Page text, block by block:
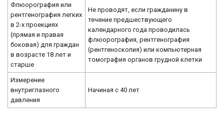
Флюорография или
рентгенография легких
в 2-х проекциях
(прямая и правая
боковая) для граждан
в возрасте 18 лет и
старше
Не проводят, если гражданину в
течение предшествующего
календарного года проводилась
флюорография, рентгенография
(рентгеноскопия) или компьютерная
томография органов грудной клетки
Измерение
внутриглазного
давления
Начиная с 40 лет